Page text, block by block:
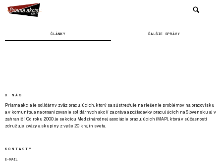
ČLÁNKY ĎALŠIE SPRÁVY
O NÁS
Priama akcia je solidárny zväz pracujúcich, ktorý sa sústreďuje na riešenie problémov na pracovisku
a v komunite, a na organizovanie solidárnych akcií za práva a požiadavky pracujúcich na Slovensku aj v
zahraničí. Od roku 2000 je sekciou Medzinárodnej asociácie pracujúcich (MAP), ktorá v súčasnosti
združuje zväzy a skupiny z vyše 20 krajín sveta.
KONTAKTY
E-MAIL